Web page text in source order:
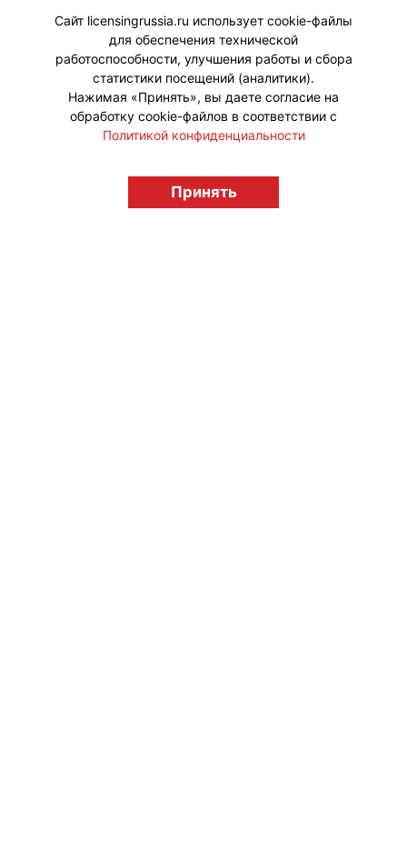
© "Вестник лицензионного рынка",
licensingrussia.ru, 2009-2026 12+
Сайт licensingrussia.ru использует cookie-файлы
для обеспечения технической
работоспособности, улучшения работы и сбора
статистики посещений (аналитики).
Нажимая «Принять», вы даете согласие на
обработку cookie-файлов в соответствии с
Политикой конфиденциальности
Принять